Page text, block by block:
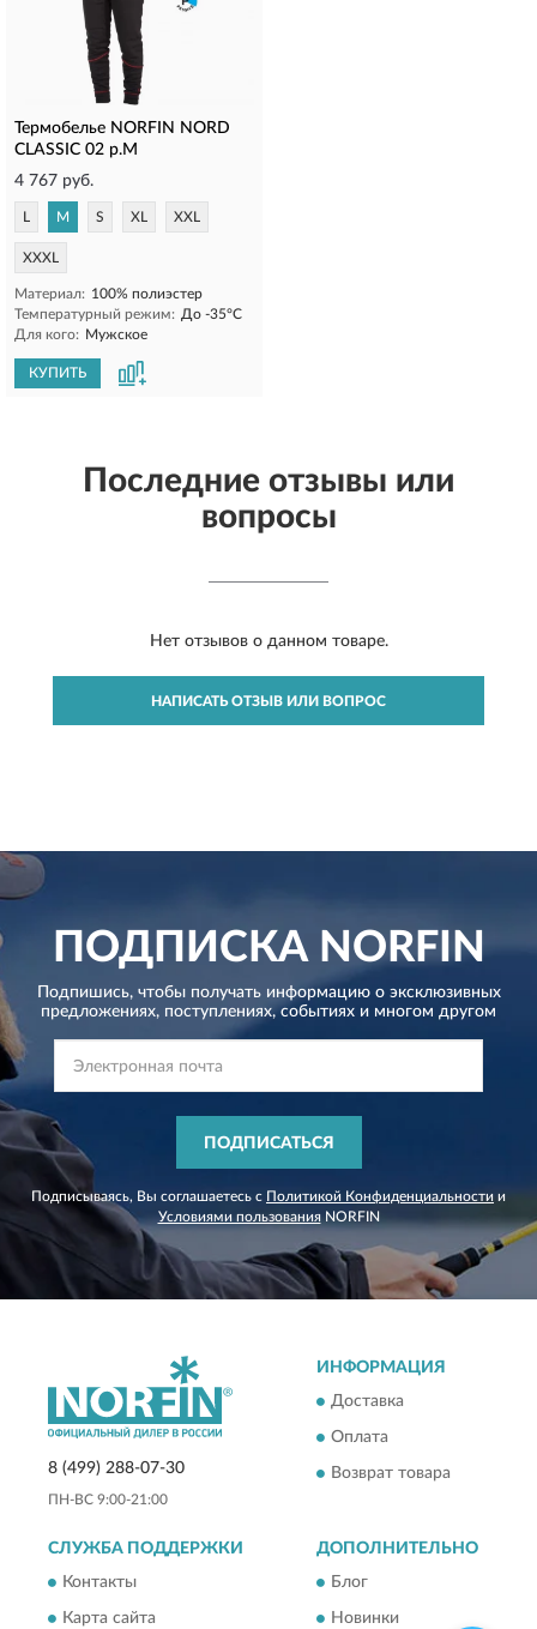
Термобелье NORFIN NORD
CLASSIC 02 р.M
4 767 руб.
M S XL XXL
XXXL
Материал: 100% полиэстер
Температурный режим: До -35°C
Для кого: Мужское
КУПИТЬ
Последние отзывы или
вопросы
Нет отзывов о данном товаре.
НАПИСАТЬ ОТЗЫВ ИЛИ ВОПРОС
ПОДПИСКАNORFIN
Подпишись, чтобы получать информацию о эксклюзивных
предложениях, поступлениях, событиях и многом другом
ПОДПИСАТЬСЯ
Подписываясь, Вы соглашаетесь с Политикой Конфиденциальности и
Условиями пользованияNORFIN
8 (499) 288-07-30
ПН-ВС 9:00-21:00
ИНФОРМАЦИЯ
Доставка
Оплата
Возврат товара
СЛУЖБА ПОДДЕРЖКИ
Контакты
Карта сайта
ДОПОЛНИТЕЛЬНО
Блог
Новинки